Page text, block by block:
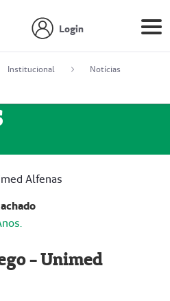
Login
Institucional
Notícias
Alfenas
- Unimed